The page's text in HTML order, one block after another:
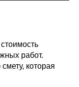
работ.
которая